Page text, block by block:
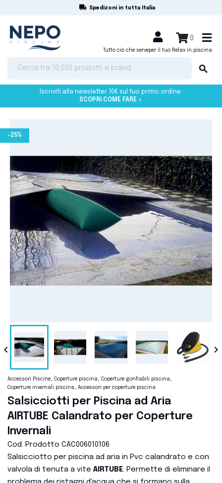
Spedizoni in tutta Italia

shopping_cart 0

Tutto ciò che serveper il tuo Relax in piscina
search
Iscriviti alla newsletter 10€ sul tuo primo ordine.
SCOPRI COME FARE >
-25%
 
Accessori Piscine Coperture piscina
Coperture gonfiabili piscina
Coperture invernali piscina
Accessori per coperture piscina
Salsicciotti per Piscina ad Aria
AIRTUBE Calandrato per Coperture
Invernali
Cod. Prodotto CAC006010106
Salsicciotto per piscina ad aria in Pvc calandrato e con
valvola di tenuta a vite AIRTUBE. Permette di eliminare il